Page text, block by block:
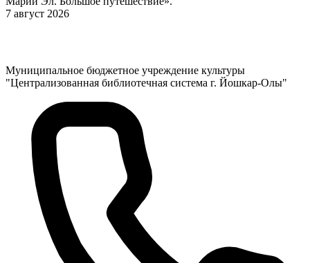
7 август 2026
Муниципальное бюджетное учреждение культуры
"Централизованная библиотечная система г. Йошкар-Олы"